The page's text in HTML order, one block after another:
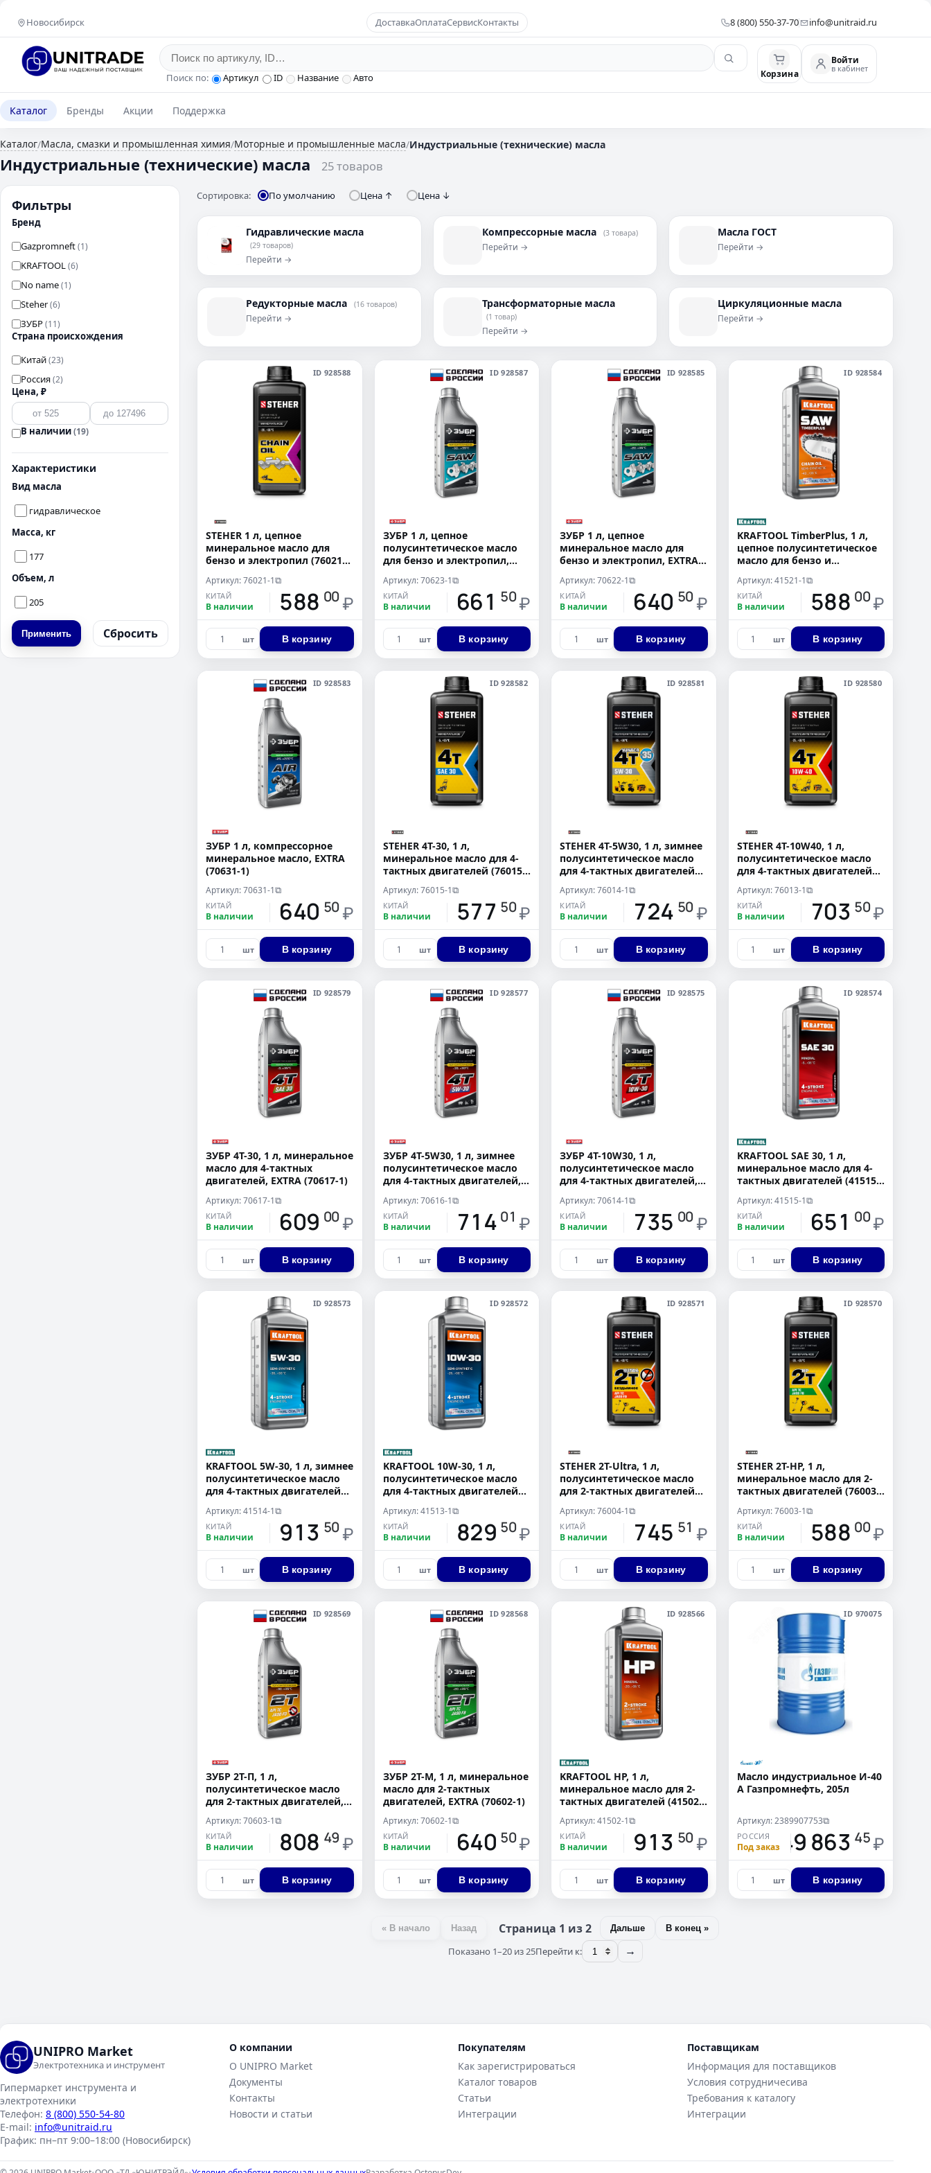
Новосибирск ДоставкаОплатаСервисКонтакты 8 (800) 550-37-70 info@unitraid.ru
Поиск по: Артикул ID Название Авто Корзина
Войти
в кабинет
Каталог Бренды Акции Поддержка
Каталог/Масла, смазки и промышленная химия/Моторные и промышленные масла/Индустриальные (технические) масла
Индустриальные (технические) масла 25 товаров
Фильтры
Бренд
Gazpromneft(1)
KRAFTOOL(6)
No name(1)
Steher(6)
ЗУБР(11)
Страна происхождения
Китай(23)
Россия(2)
Цена, ₽
В наличии(19)
Характеристики
Вид масла
гидравлическое
Масса, кг
177
Объем, л
205
Применить Сбросить
Сортировка: По умолчанию Цена ↑ Цена ↓
Гидравлические масла
(29 товаров)
Перейти →
Компрессорные масла (3 товара)
Перейти →
Масла ГОСТ
Перейти →
Редукторные масла (16 товаров)
Перейти →
Трансформаторные масла
(1 товар)
Перейти →
Циркуляционные масла
Перейти →
ID 928588
STEHER 1 л, цепное
минеральное масло для
бензо и электропил (76021-
Артикул: 76021-1⧉
КИТАЙ
В наличии 588 00 ₽
шт В корзину
ID 928587
ЗУБР 1 л, цепное
полусинтетическое масло
для бензо и электропил,
Артикул: 70623-1⧉
КИТАЙ
В наличии 661 50₽
шт В корзину
ID 928585
ЗУБР 1 л, цепное
минеральное масло для
бензо и электропил, EXTRA
Артикул: 70622-1⧉
КИТАЙ
В наличии 640 50₽
шт В корзину
ID 928584
KRAFTOOL TimberPlus, 1 л,
цепное полусинтетическое
масло для бензо и
Артикул: 41521-1⧉
КИТАЙ
В наличии 588 00₽
шт В корзину
ID 928583
ЗУБР 1 л, компрессорное
минеральное масло, EXTRA
(70631-1)
Артикул: 70631-1⧉
КИТАЙ
В наличии 640 50 ₽
шт В корзину
ID 928582
STEHER 4Т-30, 1 л,
минеральное масло для 4-
тактных двигателей (76015-
Артикул: 76015-1⧉
КИТАЙ
В наличии 577 50₽
шт В корзину
ID 928581
STEHER 4Т-5W30, 1 л, зимнее
полусинтетическое масло
для 4-тактных двигателей
Артикул: 76014-1⧉
КИТАЙ
В наличии 724 50₽
шт В корзину
ID 928580
STEHER 4Т-10W40, 1 л,
полусинтетическое масло
для 4-тактных двигателей
Артикул: 76013-1⧉
КИТАЙ
В наличии 703 50₽
шт В корзину
ID 928579
ЗУБР 4Т-30, 1 л, минеральное
масло для 4-тактных
двигателей, EXTRA (70617-1)
Артикул: 70617-1⧉
КИТАЙ
В наличии 609 00 ₽
шт В корзину
ID 928577
ЗУБР 4Т-5W30, 1 л, зимнее
полусинтетическое масло
для 4-тактных двигателей,
Артикул: 70616-1⧉
КИТАЙ
В наличии 714 01 ₽
шт В корзину
ID 928575
ЗУБР 4Т-10W30, 1 л,
полусинтетическое масло
для 4-тактных двигателей,
Артикул: 70614-1⧉
КИТАЙ
В наличии 735 00₽
шт В корзину
ID 928574
KRAFTOOL SAE 30, 1 л,
минеральное масло для 4-
тактных двигателей (41515-
Артикул: 41515-1⧉
КИТАЙ
В наличии 651 00₽
шт В корзину
ID 928573
KRAFTOOL 5W-30, 1 л, зимнее
полусинтетическое масло
для 4-тактных двигателей
Артикул: 41514-1⧉
КИТАЙ
В наличии 913 50 ₽
шт В корзину
ID 928572
KRAFTOOL 10W-30, 1 л,
полусинтетическое масло
для 4-тактных двигателей
Артикул: 41513-1⧉
КИТАЙ
В наличии 829 50₽
шт В корзину
ID 928571
STEHER 2Т-Ultra, 1 л,
полусинтетическое масло
для 2-тактных двигателей
Артикул: 76004-1⧉
КИТАЙ
В наличии 745 51 ₽
шт В корзину
ID 928570
STEHER 2T-HP, 1 л,
минеральное масло для 2-
тактных двигателей (76003-
Артикул: 76003-1⧉
КИТАЙ
В наличии 588 00₽
шт В корзину
ID 928569
ЗУБР 2Т-П, 1 л,
полусинтетическое масло
для 2-тактных двигателей,
Артикул: 70603-1⧉
КИТАЙ
В наличии 808 49 ₽
шт В корзину
ID 928568
ЗУБР 2Т-М, 1 л, минеральное
масло для 2-тактных
двигателей, EXTRA (70602-1)
Артикул: 70602-1⧉
КИТАЙ
В наличии 640 50₽
шт В корзину
ID 928566
KRAFTOOL HP, 1 л,
минеральное масло для 2-
тактных двигателей (41502-
Артикул: 41502-1⧉
КИТАЙ
В наличии 913 50₽
шт В корзину
ID 970075
Масло индустриальное И-40
А Газпромнефть, 205л
Артикул: 2389907753⧉
РОССИЯ
Под заказ49 863 45₽
шт В корзину
« В начало Назад Страница 1 из 2 Дальше В конец »
Показано 1–20 из 25Перейти к: →
UNIPRO Market
Электротехника и инструмент
Гипермаркет инструмента и
электротехники
Телефон: 8 (800) 550-54-80
E-mail: info@unitraid.ru
График: пн–пт 9:00–18:00 (Новосибирск)
О компании
О UNIPRO Market
Документы
Контакты
Новости и статьи
Покупателям
Как зарегистрироваться
Каталог товаров
Статьи
Интеграции
Поставщикам
Информация для поставщиков
Условия сотрудничесива
Требования к каталогу
Интеграции